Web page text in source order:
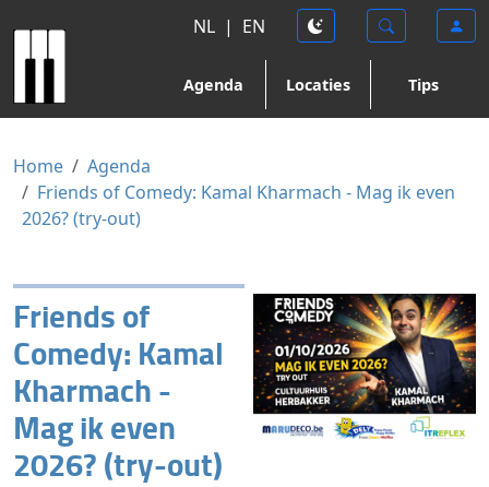
NL | EN
Agenda Locaties Tips
Home
Agenda
Friends of Comedy: Kamal Kharmach - Mag ik even
2026? (try-out)
Friends of
Comedy: Kamal
Kharmach -
Mag ik even
2026? (try-out)